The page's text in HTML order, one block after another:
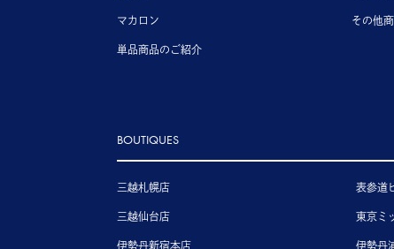
マカロン
単品商品のご紹介
その他
BOUTIQUES
三越札幌店
三越仙台店
伊勢丹新宿本店
表参道
東京ミ
伊勢丹